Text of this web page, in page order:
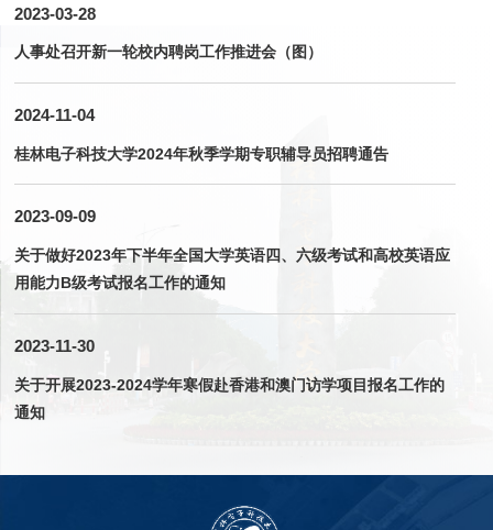
2023-03-28
人事处召开新一轮校内聘岗工作推进会（图）
2024-11-04
桂林电子科技大学2024年秋季学期专职辅导员招聘通告
2023-09-09
关于做好2023年下半年全国大学英语四、六级考试和高校英语应
用能力B级考试报名工作的通知
2023-11-30
关于开展2023-2024学年寒假赴香港和澳门访学项目报名工作的
通知